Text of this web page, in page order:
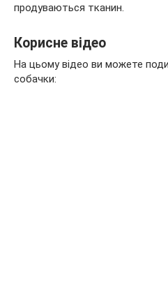
продуваються тканин.
Корисне відео
На цьому відео ви можете
собачки: